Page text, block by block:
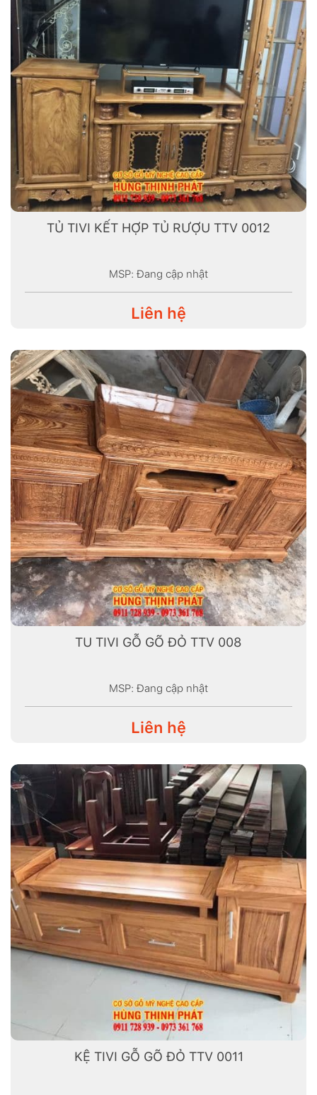
TỦ TIVI KẾT HỢP TỦ RƯỢU TTV 0012
MSP: Đang cập nhật
Liên hệ
TU TIVI GỖ GÕ ĐỎ TTV 008
MSP: Đang cập nhật
Liên hệ
KỆ TIVI GỖ GÕ ĐỎ TTV 0011